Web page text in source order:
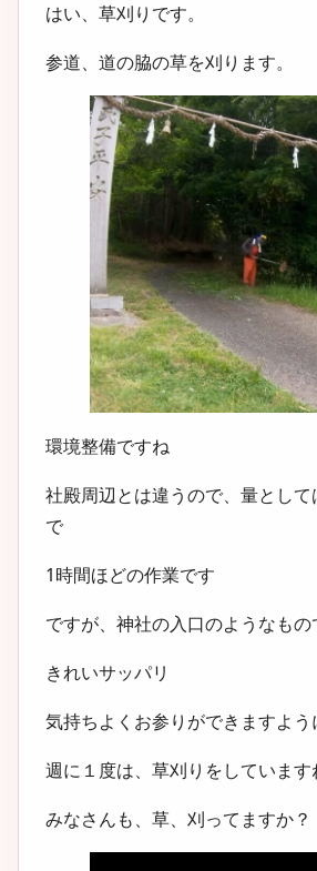
はい、草刈りです。
参道、道の脇の草を刈ります。
環境整備ですね
社殿周辺とは違うので、量とし
で
1時間ほどの作業です
ですが、神社の入口のようなも
きれいサッパリ
気持ちよくお参りができますよう
週に１度は、草刈りをしています
みなさんも、草、刈ってますか？